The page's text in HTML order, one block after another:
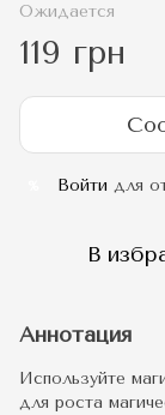
Ожидается
119 грн
Войти для
В
Аннотация
Используйте
для роста